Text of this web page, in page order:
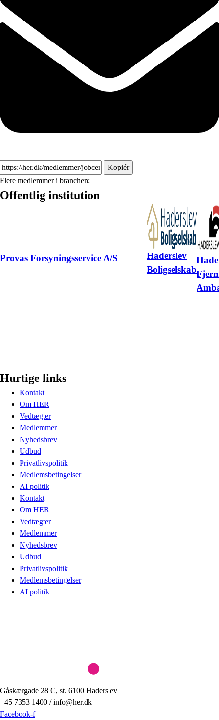
Kopiér
Flere medlemmer i branchen:
Offentlig institution
Provas Forsyningsservice A/S
Haderslev
Boligselskab
Hurtige links
Kontakt
Om HER
Vedtægter
Medlemmer
Nyhedsbrev
Udbud
Privatlivspolitik
Medlemsbetingelser
AI politik
Kontakt
Om HER
Vedtægter
Medlemmer
Nyhedsbrev
Udbud
Privatlivspolitik
Medlemsbetingelser
AI politik
Gåskærgade 28 C, st. 6100 Haderslev
+45 7353 1400 / info@her.dk
Facebook-f